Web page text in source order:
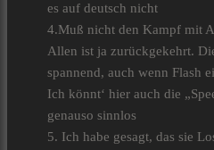
es auf deutsch nicht
4.Muß nicht den Kampf mit
Allen ist ja zurückgekehrt.
spannend, auch wenn Flash
Ich könnt‘ hier auch die
genauso sinnlos
5. Ich habe gesagt, das sie